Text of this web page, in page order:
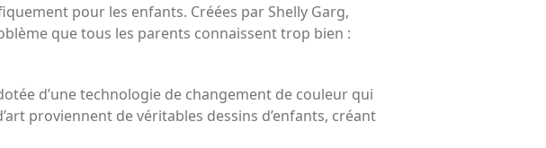
Applied Ecologist
pour les enfants. Créées par Shelly Garg,
que tous les parents connaissent trop bien :
d’une technologie de changement de couleur qui
proviennent de véritables dessins d’enfants, créant